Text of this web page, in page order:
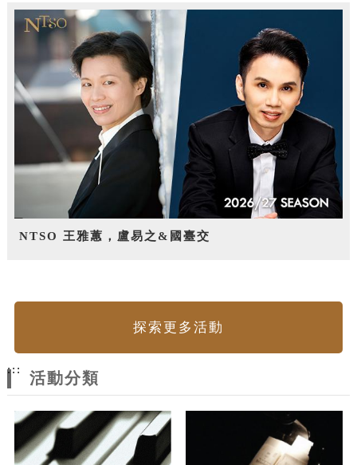
NTSO 王雅蕙，盧易之&國臺交
探索更多活動
:::
活動分類